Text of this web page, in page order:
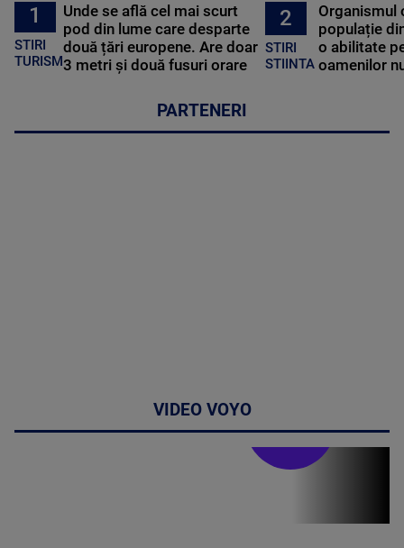
1
STIRI
TURISM
Unde se află cel mai scurt
pod din lume care desparte
două țări europene. Are doar
3 metri și două fusuri orare
2
STIRI
STIINTA
Organismul
populație
o abilitate
oamenilor
PARTENERI
VIDEO VOYO
Stirile PRO TV